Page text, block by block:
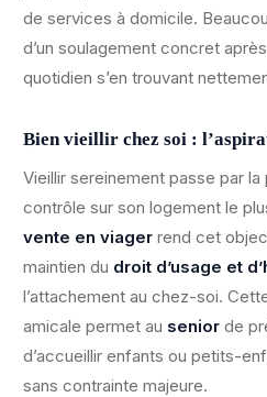
de services à domicile.
d’un soulagement concret
quotidien s’en trouvant
Bien vieillir chez soi :
Vieillir sereinement passe par
contrôle sur son logement le
vente en viager rend cet
maintien du droit d’usage et
l’attachement au chez-soi.
amicale permet au senior de
d’accueillir enfants ou petits-
sans contrainte majeure.